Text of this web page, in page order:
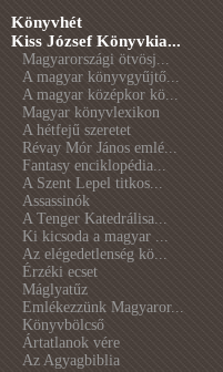
Könyvhét
Kiss József Könyvkia...
Magyarországi ötvösj...
A magyar könyvgyűjtő...
A magyar középkor kö...
Magyar könyvlexikon
A hétfejű szeretet
Révay Mór János emlé...
Fantasy enciklopédia...
A Szent Lepel titkos...
Assassinók
A Tenger Katedrálisa...
Ki kicsoda a magyar ...
Az elégedetlenség kö...
Érzéki ecset
Máglyatűz
Emlékezzünk Magyaror...
Könyvbölcső
Ártatlanok vére
Az Agyagbiblia